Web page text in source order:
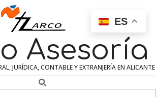
Asesoría
JURÍDICA, CONTABLE Y EXTRANJERÍA EN ALICANTE
Search
ES